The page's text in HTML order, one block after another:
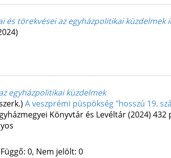
törekvései az egyházpolitikai küzdelmek
egyházpolitikai küzdelmek
A veszprémi püspökség "hosszú 19.
Könyvtár és Levéltár(2024) 432
0, Nem jelölt: 0